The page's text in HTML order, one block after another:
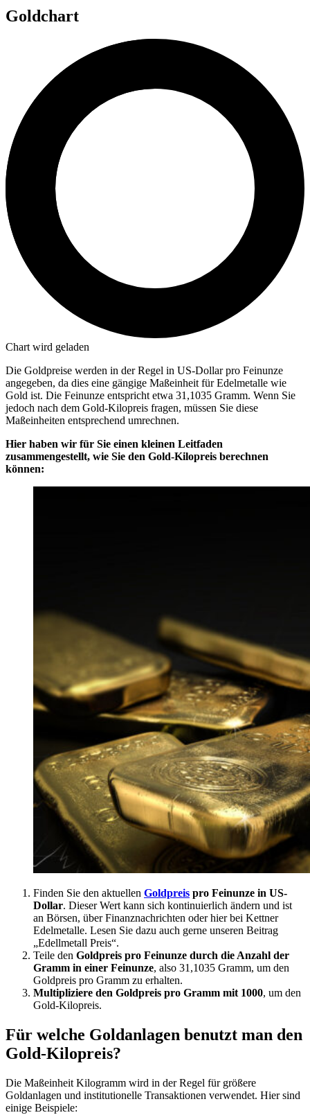
Goldchart
Chart wird geladen
Die Goldpreise werden in der Regel in US-Dollar pro Feinunze
angegeben, da dies eine gängige Maßeinheit für Edelmetalle wie
Gold ist. Die Feinunze entspricht etwa 31,1035 Gramm. Wenn Sie
jedoch nach dem Gold-Kilopreis fragen, müssen Sie diese
Maßeinheiten entsprechend umrechnen.
Hier haben wir für Sie einen kleinen Leitfaden
zusammengestellt, wie Sie den Gold-Kilopreis berechnen
können:
Finden Sie den aktuellen Goldpreis pro Feinunze in US-
Dollar. Dieser Wert kann sich kontinuierlich ändern und ist
an Börsen, über Finanznachrichten oder hier bei Kettner
Edelmetalle. Lesen Sie dazu auch gerne unseren Beitrag
„Edellmetall Preis“.
Teile den Goldpreis pro Feinunze durch die Anzahl der
Gramm in einer Feinunze, also 31,1035 Gramm, um den
Goldpreis pro Gramm zu erhalten.
Multipliziere den Goldpreis pro Gramm mit 1000, um den
Gold-Kilopreis.
Für welche Goldanlagen benutzt man den
Gold-Kilopreis?
Die Maßeinheit Kilogramm wird in der Regel für größere
Goldanlagen und institutionelle Transaktionen verwendet. Hier sind
einige Beispiele: